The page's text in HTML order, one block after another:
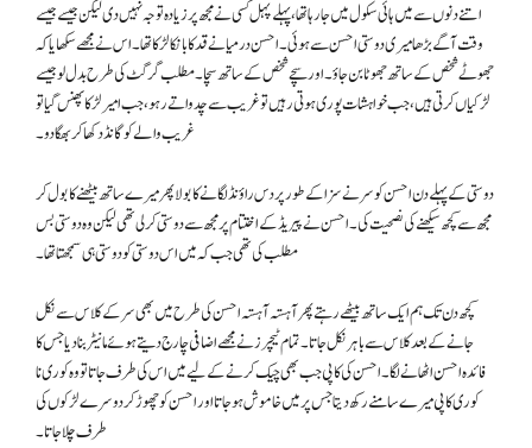
اتنے دنوں سے میں ہائی سکول میں جارہا تھا، پہلے پہل کسی نے مجھ پر زیادہ توجہ نہیں دی لیکن جیسے جیسے
وقت آگے بڑھا میری دوستی احسن سے ہوئی۔ احسن درمیانے قد کا بانکا لڑکا تھا۔ اس نے مجھے سکھایا کہ
جھوٹے شخص کے ساتھ جھوٹا بن جاؤ۔ اور سچے شخص کے ساتھ سچا۔ مطلب گرگٹ کی طرح بدل لو جیسے
لڑکیاں کرتی ہیں، جب خواہشات پوری ہوتی رہیں تو غریب سے چدواتے رہو، جب امیر لڑکا پھنس گیا تو
غریب والے کو گانڈ دکھا کر بھگا دو۔
دوستی کے پہلے دن احسن کو سرنے سزا کے طور پر دس راؤنڈ لگانے کا بولا پھر میرے ساتھ بیٹھنے کا بول کر
مجھ سے کچھ سیکھنے کی نصحیت کی۔ احسن نے پیریڈ کے اختتام پر مجھ سے دوستی کرلی تھی لیکن وہ دوستی بس
مطلب کی تھی جب کہ میں اس دوستی کو دوستی ہی سمجھتا تھا۔
کچھ دن تک ہم ایک ساتھ بیٹھے رہتے پھر آہستہ آہستہ احسن کی طرح میں بھی سر کے کلاس سے نکل
جانے کے بعد کلاس سے باہر نکل جاتا۔ تمام ٹیچرز نے مجھے اضافی چارج دیتے ہوئے مانیٹر بنا دیا جس کا
فائدہ احسن اٹھانے لگا۔ احسن کی کاپی جب بھی چیک کرنے کے لیے میں اس کی طرف جاتا تو وہ کوری نا
کوری کاپی میرے سامنے رکھ دیتا جس پر میں خاموش ہوجاتا اور احسن کو چھوڑ کر دوسرے لڑکوں کی
طرف چلا جاتا۔